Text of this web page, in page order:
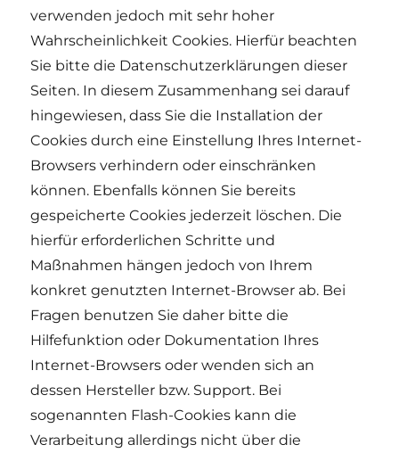
verwenden jedoch mit sehr hoher
Wahrscheinlichkeit Cookies. Hierfür beachten
Sie bitte die Datenschutzerklärungen dieser
Seiten. In diesem Zusammenhang sei darauf
hingewiesen, dass Sie die Installation der
Cookies durch eine Einstellung Ihres Internet-
Browsers verhindern oder einschränken
können. Ebenfalls können Sie bereits
gespeicherte Cookies jederzeit löschen. Die
hierfür erforderlichen Schritte und
Maßnahmen hängen jedoch von Ihrem
konkret genutzten Internet-Browser ab. Bei
Fragen benutzen Sie daher bitte die
Hilfefunktion oder Dokumentation Ihres
Internet-Browsers oder wenden sich an
dessen Hersteller bzw. Support. Bei
sogenannten Flash-Cookies kann die
Verarbeitung allerdings nicht über die